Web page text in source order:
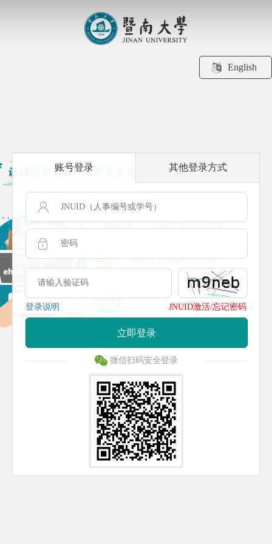
English
账号登录 其他登录方式
登录说明 JNUID激活/忘记密码
立即登录
微信扫码安全登录